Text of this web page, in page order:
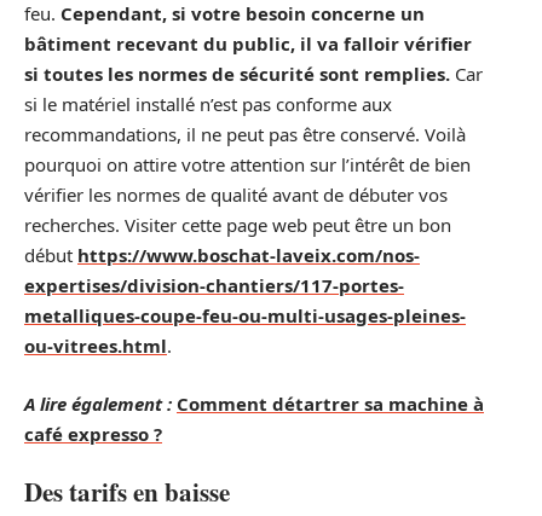
feu. Cependant, si votre besoin concerne un
bâtiment recevant du public, il va falloir vérifier
si toutes les normes de sécurité sont remplies. Car
si le matériel installé n’est pas conforme aux
recommandations, il ne peut pas être conservé. Voilà
pourquoi on attire votre attention sur l’intérêt de bien
vérifier les normes de qualité avant de débuter vos
recherches. Visiter cette page web peut être un bon
début https://www.boschat-laveix.com/nos-
expertises/division-chantiers/117-portes-
metalliques-coupe-feu-ou-multi-usages-pleines-
ou-vitrees.html.
A lire également : Comment détartrer sa machine à
café expresso ?
Des tarifs en baisse